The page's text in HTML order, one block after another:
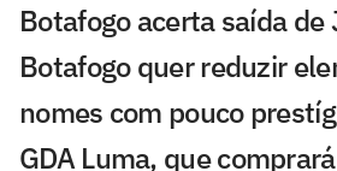
Botafogo acerta saída de
Botafogo quer reduzir
nomes com pouco
GDA Luma, que